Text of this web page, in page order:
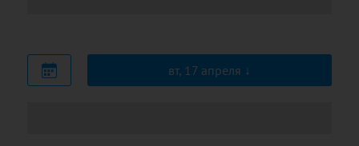
вт, 17 апреля